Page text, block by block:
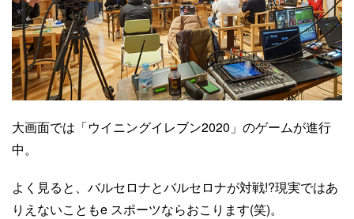
大画面では「ウイニングイレブン2020」のゲームが進行
中。
よく見ると、バルセロナとバルセロナが対戦!?現実ではあ
りえないこともe スポーツならおこります(笑)。